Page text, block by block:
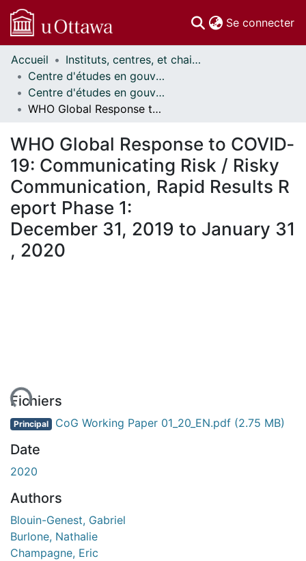
Se connecter
Communautés
et collections
Parcourir
Statistiques
À propos
Accueil
Instituts, centres, et chaires de recherche // Research Institutes, Centres, and Chairs
Centre d'études en gouvernance // Centre on Governance
Centre d'études en gouvernance - Cahiers de recherche // Centre on Governance - Working Papers
WHO Global Response to COVID‐19: Communicating Risk / Risky Communication, Rapid Results Report Phase 1: December 31, 2019 to January 31, 2020
WHO Global Response to COVID‐
19: Communicating Risk / Risky
Communication, Rapid Results R
eport Phase 1:
December 31, 2019 to January 31
, 2020
Fichiers
Principal CoG Working Paper 01_20_EN.pdf (2.75 MB)
Date
2020
Authors
Blouin-Genest, Gabriel
Burlone, Nathalie
Champagne, Eric